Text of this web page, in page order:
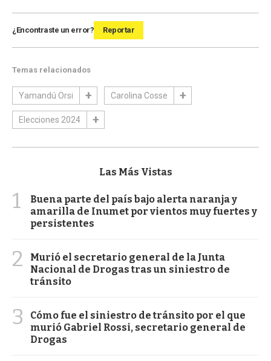
¿Encontraste un error? Reportar
Temas relacionados
Yamandú Orsi Carolina Cosse
Elecciones 2024
Las Más Vistas
1
Buena parte del país bajo alerta naranja y
amarilla de Inumet por vientos muy fuertes y
persistentes
2
Murió el secretario general de la Junta
Nacional de Drogas tras un siniestro de
tránsito
3
Cómo fue el siniestro de tránsito por el que
murió Gabriel Rossi, secretario general de
Drogas